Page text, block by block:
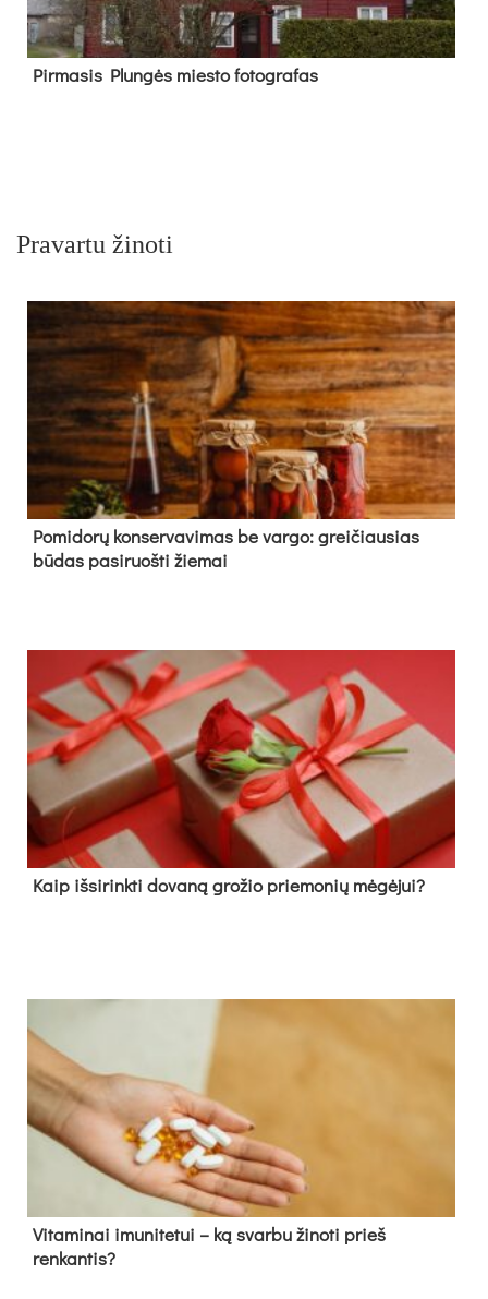
Pir­ma­sis Plun­gės mies­to fo­tog­ra­fas
Pravartu žinoti
Pomidorų konservavimas be vargo: greičiausias
būdas pasiruošti žiemai
Kaip išsirinkti dovaną grožio priemonių mėgėjui?
Vitaminai imunitetui – ką svarbu žinoti prieš
renkantis?